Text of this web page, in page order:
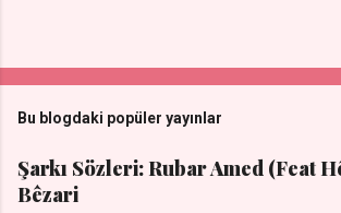
Bu blogdaki popüler yayınlar
Şarkı Sözleri: Rubar Amed (Feat
Bêzari